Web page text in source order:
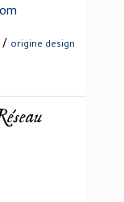
/ origine design